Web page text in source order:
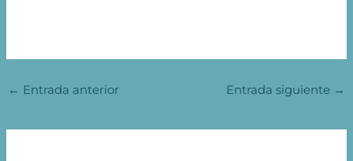
← Entrada anterior Entrada siguiente →